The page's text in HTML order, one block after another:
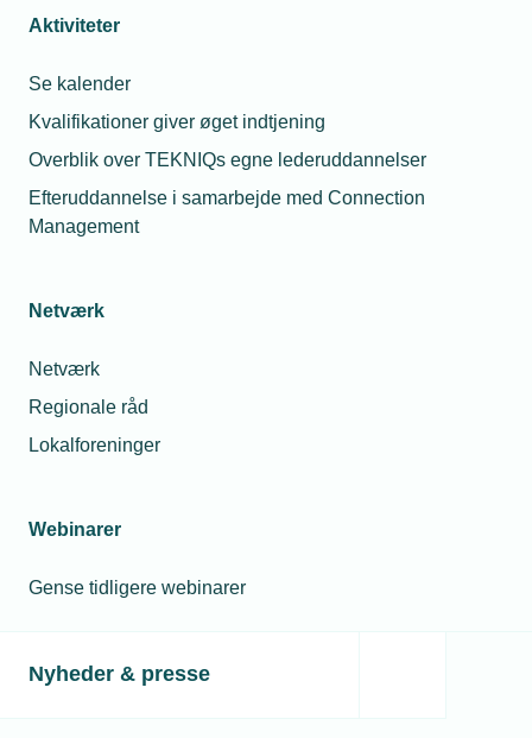
Aktiviteter
Se kalender
Kvalifikationer giver øget indtjening
Overblik over TEKNIQs egne lederuddannelser
Efteruddannelse i samarbejde med Connection
Management
Netværk
Netværk
Regionale råd
Lokalforeninger
Webinarer
Gense tidligere webinarer
Nyheder & presse